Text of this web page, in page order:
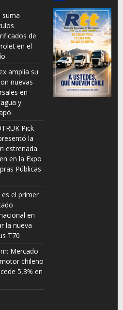
suma
de
en el
amplía su
nuevas
en
y
Pick-
la
estrenada
en la Expo
Públicas
es el primer
en
la nueva
T70
Mercado
chileno
5,3% en